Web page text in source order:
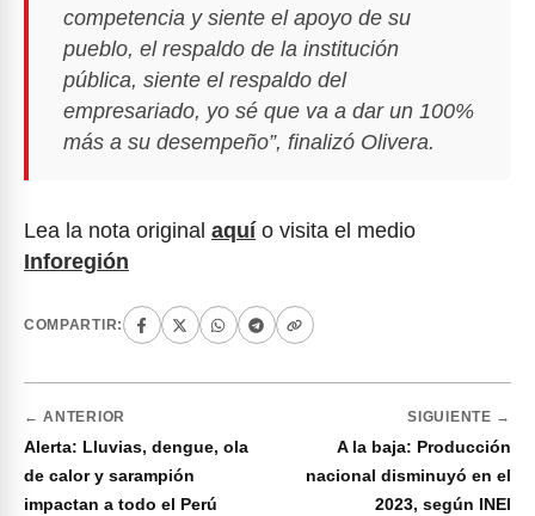
competencia y siente el apoyo de su
pueblo, el respaldo de la institución
pública, siente el respaldo del
empresariado, yo sé que va a dar un 100%
más a su desempeño”, finalizó Olivera.
Lea la nota original aquío visita el medio
Inforegión
COMPARTIR:
← ANTERIOR
Alerta: Lluvias, dengue, ola
de calor y sarampión
impactan a todo el Perú
SIGUIENTE →
A la baja: Producción
nacional disminuyó en el
2023, según INEI